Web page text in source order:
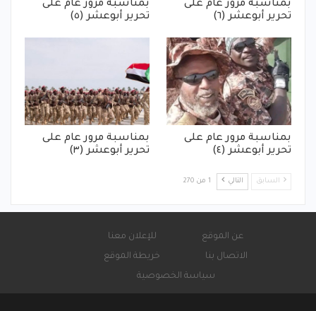
بمناسبة مرور عام على
تحرير أبوعشر (٦)
بمناسبة مرور عام على
تحرير أبوعشر (٥)
بمناسبة مرور عام على
تحرير أبوعشر (٤)
بمناسبة مرور عام على
تحرير أبوعشر (٣)
السابق التالي 1 من 270
عن الموقع
للإعلان معنا
الاتصال بنا
خريطة الموقع
سياسة الخصوصية